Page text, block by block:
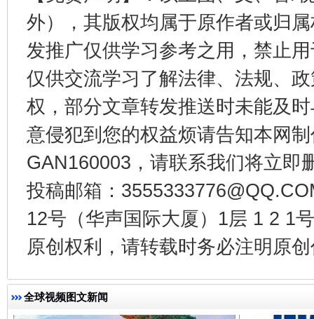
外），其版权均属于原作者或归
发推广仅供学习参考之用，禁止
仅供交流学习了解法律、法规、
权，部分文章转发推送时未能及
意侵犯到您的权益烦请告知本网
GAN160003，请联系我们将立即
投稿邮箱：
12号（华声国际大厦）1层 1 2 1
原创权利，请转载时务必注明原
全球视频图文新闻
东山县通报“牛蛙产品抗生素超标问题” 法